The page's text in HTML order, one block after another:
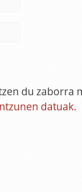
du zaborra
datuak.